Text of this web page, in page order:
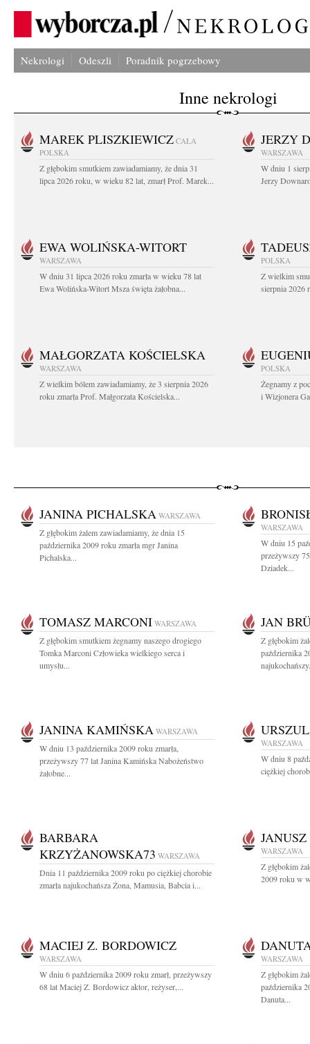
Nekrologi Odeszli Poradnik pogrzebowy
Inne nekrologi
MAREK PLISZKIEWICZ CAŁA
POLSKA
Z głębokim smutkiem zawiadamiamy, że dnia 31
lipca 2026 roku, w wieku 82 lat, zmarł Prof. Marek...
JERZY
WARSZAWA
W dniu 1
Jerzy
EWA WOLIŃSKA-WITORT
WARSZAWA
W dniu 31 lipca 2026 roku zmarła w wieku 78 lat
Ewa Wolińska-Witort Msza święta żałobna...
POLSKA
Z wielkim
sierpnia 2026
MAŁGORZATA KOŚCIELSKA
WARSZAWA
Z wielkim bólem zawiadamiamy, że 3 sierpnia 2026
roku zmarła Prof. Małgorzata Kościelska...
POLSKA
Żegnamy z
i Wizjonera
JANINA PICHALSKA WARSZAWA
Z głębokim żalem zawiadamiamy, że dnia 15
października 2009 roku zmarła mgr Janina
Pichalska...
WARSZAWA
W dniu 15
przeżywszy
Dziadek...
TOMASZ MARCONI WARSZAWA
Z głębokim smutkiem żegnamy naszego drogiego
Tomka Marconi Człowieka wielkiego serca i
umysłu...
JAN
Z głębokim
października
JANINA KAMIŃSKA WARSZAWA
W dniu 13 października 2009 roku zmarła,
przeżywszy 77 lat Janina Kamińska Nabożeństwo
żałobne...
WARSZAWA
W dniu 8
ciężkiej
BARBARA
KRZYŻANOWSKA73 WARSZAWA
Dnia 11 października 2009 roku po ciężkiej chorobie
zmarła najukochańsza Żona, Mamusia, Babcia i...
WARSZAWA
Z głębokim
2009 roku w
MACIEJ Z. BORDOWICZ
WARSZAWA
W dniu 6 października 2009 roku zmarł, przeżywszy
68 lat Maciej Z. Bordowicz aktor, reżyser,...
WARSZAWA
Z głębokim
października
Danuta...